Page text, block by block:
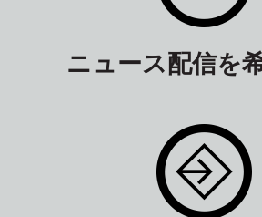
ニュース配信を